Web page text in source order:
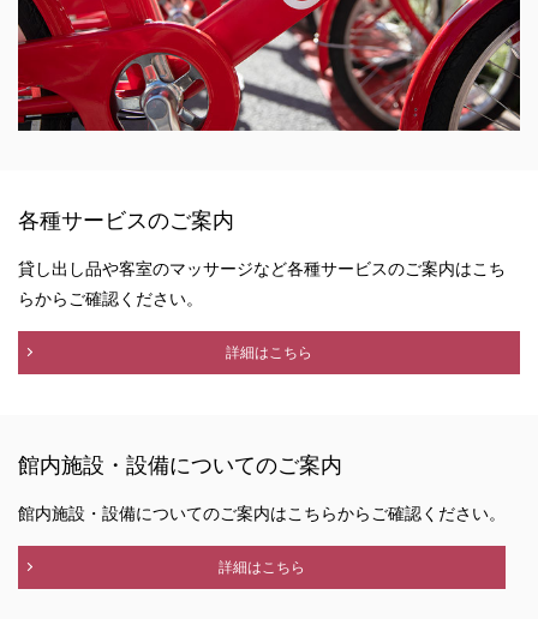
各種サービスのご案内
貸し出し品や客室のマッサージなど各種サービスのご案内はこち
らからご確認ください。
詳細はこちら
館内施設・設備についてのご案内
館内施設・設備についてのご案内はこちらからご確認ください。
詳細はこちら